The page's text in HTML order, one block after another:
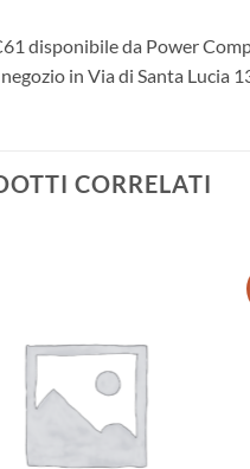
disponibile da Power
in Via di Santa Lucia
CORRELATI